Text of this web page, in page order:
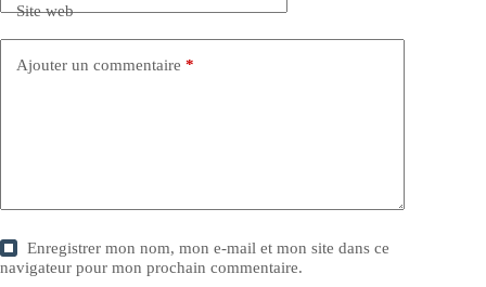
Site web
Ajouter un commentaire *
Enregistrer mon nom, mon e-mail et mon site dans ce
navigateur pour mon prochain commentaire.